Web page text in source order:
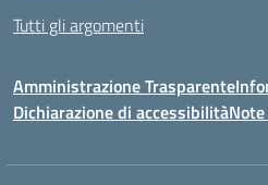
Tutti gli argomenti
Amministrazione Trasparente
Dichiarazione di accessibilità